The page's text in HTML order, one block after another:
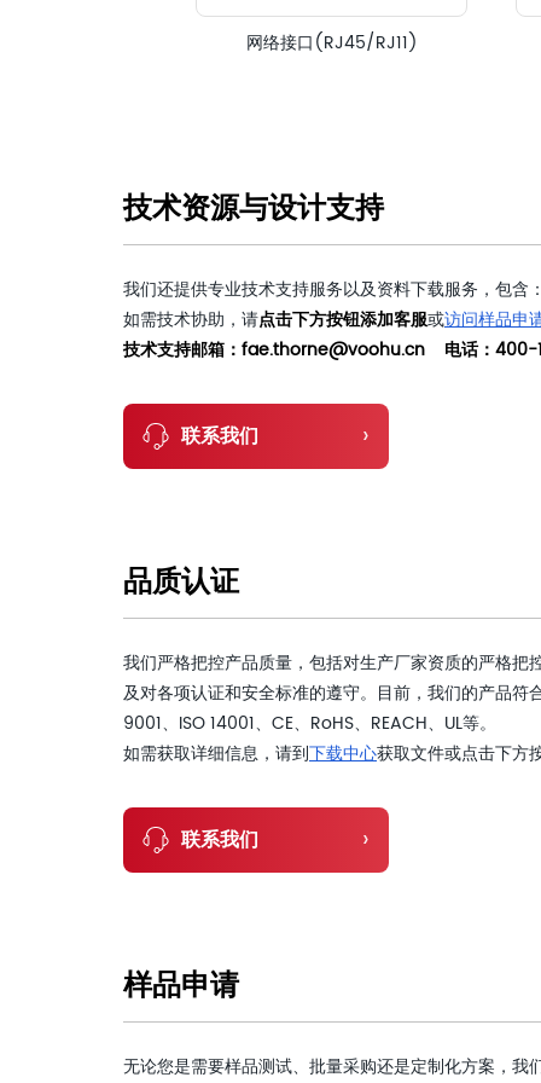
网络接口(RJ45/RJ11)
技术资源与设计支持
我们还提供专业技术支持服务以及资料下载服务，包
如需技术协助，请点击下方按钮添加客服或访问样品申
技术支持邮箱：fae.thorne@voohu.cn 电话：400-
联系我们 ›
品质认证
我们严格把控产品质量，包括对生产厂家资质的严格把
及对各项认证和安全标准的遵守。目前，我们的产品符
9001、ISO 14001、CE、RoHS、REACH、UL等。
如需获取详细信息，请到下载中心获取文件或点击下方
联系我们 ›
样品申请
无论您是需要样品测试、批量采购还是定制化方案，我